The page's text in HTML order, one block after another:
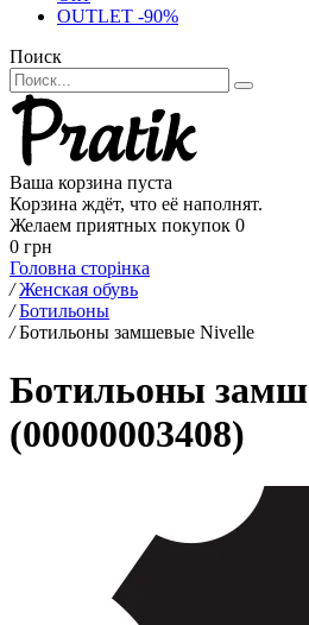
OUTLET -90%
Поиск
Ваша корзина пуста
Корзина ждёт, что её наполнят.
Желаем приятных покупок 0
0 грн
Головна сторінка
/ Женская обувь
/ Ботильоны
/ Ботильоны замшевые Nivelle
Ботильоны
(00000003408)